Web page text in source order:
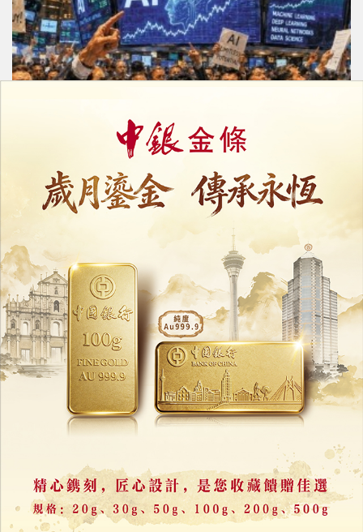
未來產業投資急升
官媒警告慎防「一哄而上」
05/08/2026
發改委釋穩投資訊號
30/07/2026 39833